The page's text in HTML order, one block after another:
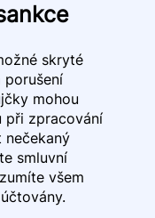
skryté
porušení
mohou
při zpracování
smluvní
všem